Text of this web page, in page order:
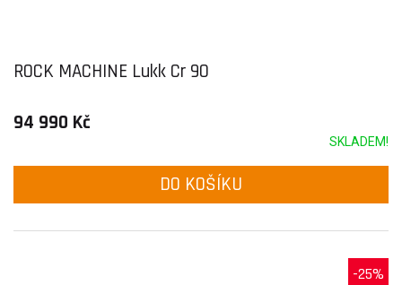
ROCK MACHINE Lukk Cr 90
94 990 Kč
SKLADEM!
DO KOŠÍKU
-25%